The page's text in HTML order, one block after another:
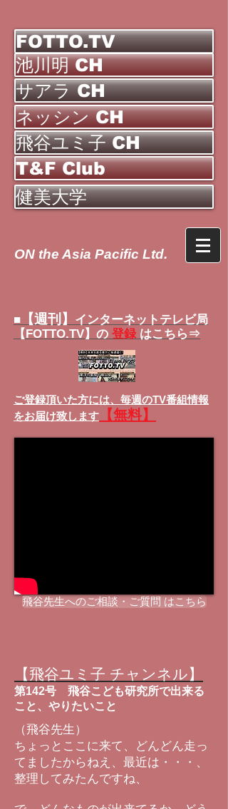
FOTTO.TV
池川明 CH
サアラ CH
ネッシン CH
飛谷ユミ子 CH
T&F Club
健美大学
ON the Asia Pacific Ltd.
■ 【週刊】
インターネットテレビ局
【FOTTO.TV】の 登録 はこちら⇒
ご登録頂いた方には、 毎週のTV番組情報
をお届け致します
【無料】
飛谷先生へのご相談・ご質問 はこちら
【飛谷ユミ子 チャンネル】
第142号 飛谷こども研究所で出来る
こと、やりたいこと
（飛谷先生）
ちょっとここに来て、どんどん走っ
てましたからねえ、最近は・・・、
整理してみたんですね、